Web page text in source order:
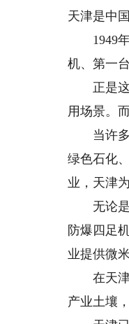
天津是中
1949年
机、第一
正是这
用场景。
当许多
绿色石化
业，天津
无论是
防爆四足
业提供微
在天津
产业土壤